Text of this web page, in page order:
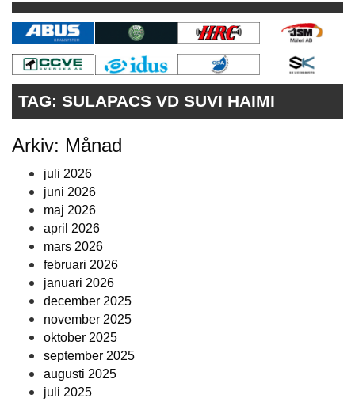
KONTAKT
VÅRA ANDRA MAGASIN
PRENUMERERA
ANNONSERA
TAG: SULAPACS VD SUVI HAIMI
Arkiv: Månad
juli 2026
juni 2026
maj 2026
april 2026
mars 2026
februari 2026
januari 2026
december 2025
november 2025
oktober 2025
september 2025
augusti 2025
juli 2025